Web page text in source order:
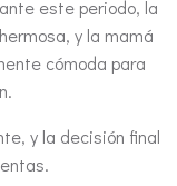
este periodo, la
y la mamá
cómoda para
y la decisión final